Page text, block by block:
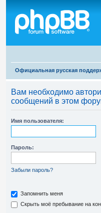
Официальная русская
Вам необходимо
сообщений в этом
Имя пользователя:
Пароль:
Забыли пароль?
Запомнить меня
Скрыть моё пребывание на